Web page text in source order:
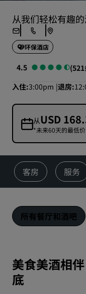
从我们轻松有趣
环保酒店
4.5
入住 3:00pm 退房
从USD
*未来60天的最低价
客房 服务
所有餐厅和酒吧
美食美酒相
底